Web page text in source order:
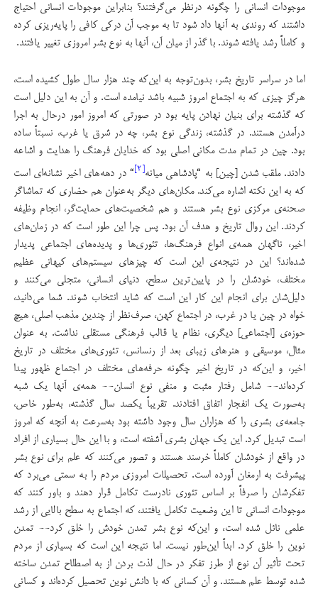
موجودات انسانی را چگونه درنظر می‌گرفتند؟ بنابراین موجودات انسانی احتیاج
داشتند که روندی به آنها داد شود تا به موجب آن درکی کافی را پایه‌ریزی کرده
و کاملاً رشد یافته شوند. با گذر از میان آن، آنها به نوع بشر امروزی تغییر یافتند.
اما در سراسر تاریخ بشر، بدون‌توجه به این‌که چند هزار سال طول کشیده است،
هرگز چیزی که به اجتماع امروز شبیه باشد نیامده است. و آن به این دلیل است
که گذشته برای بنیان نهادن پایه بود در صورتی که امروز امور درحال به اجرا
درآمدن هستند. در گذشته، زندگی نوع بشر، چه در شرق یا غرب، نسبتاً ساده
بود. چین در تمام مدت مکانی اصلی‌ بود که خدایان فرهنگ را هدایت و اشاعه
دادند. ملقب شدن [چین] به “پادشاهی میانه
“ در دهه‌های اخیر نشانه‌ای است
که به این نکته اشاره می‌کند. مکان‌های دیگر به‌عنوان هم حضاری که تماشاگر
صحنه‌ی مرکزی نوع بشر هستند و هم شخصیت‌های حمایت‌گر، انجام وظیفه
کردند. این روال تاریخ و هدف آن بود. پس چرا این طور است که در زمان‌های
اخیر، ناگهان همه‌ی انواع فرهنگ‌ها، تئوری‌ها و پدیده‌های اجتماعی پدیدار
شده‌اند؟ این در نتیجه‌ی این است که چیزهای سیستم‌های کیهانی عظیم
مختلف، خودشان را در پایین‌ترین سطح، دنیای انسانی، متجلی می‌کنند و
دلیل‌شان برای انجام این کار این است که شاید انتخاب شوند. شما می‌دانید،
خواه در چین یا در غرب، در اجتماع کهن، صرف‌نظر از چندین مذهب اصلی، هیچ
حوزه‌ی [اجتماعی] دیگری، نظام یا قالب فرهنگی مستقلی نداشت. به عنوان
مثال، موسیقی و هنرهای زیبای بعد از رنسانس، تئوری‌های مختلف در تاریخ
اخیر، و این‌که در تاریخ اخیر چگونه حرفه‌های مختلف در اجتماع ظهور پیدا
کرده‌اند-- شامل رفتار مثبت و منفی نوع انسان-- همه‌ی آنها یک شبه
به‌صورت یک انفجار اتفاق افتادند. تقریباً یکصد سال گذشته، به‌طور خاص،
جامعه‌ی بشری را که هزاران سال وجود داشته بود به‌سرعت به آنچه که امروز
است تبدیل کرد. این یک جهان بشری آشفته است، و با این حال بسیاری از افراد
در واقع از خودشان کاملاً خرسند هستند و تصور می‌کنند که علم برای نوع بشر
پیشرفت به ارمغان آورده است. تحصیلات امروزی مردم را به سمتی می‌برد که
تفکرشان را صرفاً بر اساس تئوری نادرست تکامل قرار دهند و باور کنند که
موجودات انسانی تا این وضعیت تکامل یافتند، که اجتماع به سطح بالایی از رشد
علمی نائل شده است، و این‌که نوع بشر تمدن خودش را خلق کرد-- تمدن
نوین را خلق کرد. ابداً این‌طور نیست. اما نتیجه این است که بسیاری از مردم
تحت تأثیر آن نوع از طرز تفکر در حال لذت بردن از به اصطلاح تمدن ساخته
شده توسط علم هستند. و آن کسانی که با دانش نوین تحصیل کرده‌اند و کسانی